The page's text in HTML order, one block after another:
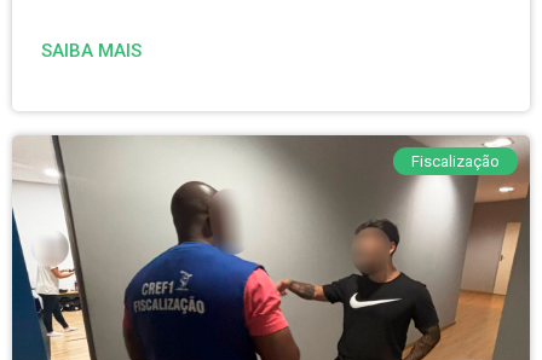
SAIBA MAIS
Fiscalização